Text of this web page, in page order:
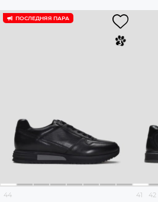
ПОСЛЕДНЯЯ ПАРА
44 41 42